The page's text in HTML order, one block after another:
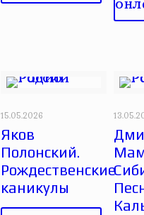
15.05.2026
Яков
Полонский.
Рождественские
каникулы